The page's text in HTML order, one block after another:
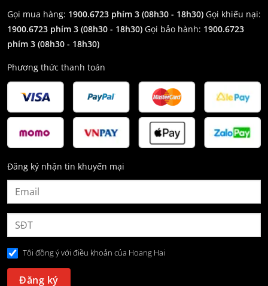
Gọi mua hàng: 1900.6723 phím 3 (08h30 - 18h30) Gọi khiếu nại:
1900.6723 phím 3 (08h30 - 18h30) Gọi bảo hành: 1900.6723
phím 3 (08h30 - 18h30)
Phương thức thanh toán
Đăng ký nhận tin khuyến mại
Tôi đồng ý với điều khoản của Hoang Hai